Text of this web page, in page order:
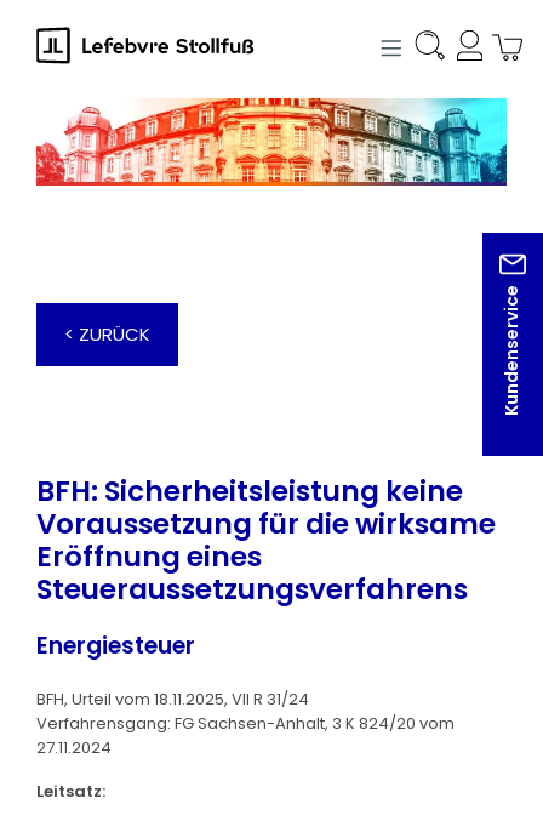
springen
Kundenservice
< ZURÜCK
BFH: Sicherheitsleistung keine
Voraussetzung für die wirksame
Eröffnung eines
Steueraussetzungsverfahrens
Energiesteuer
BFH, Urteil vom 18.11.2025, VII R 31/24
Verfahrensgang: FG Sachsen-Anhalt, 3 K 824/20 vom
27.11.2024
Leitsatz: